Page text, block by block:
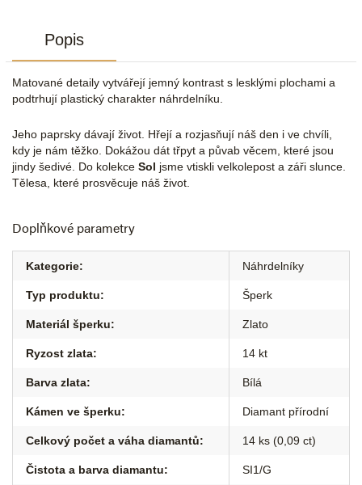
Popis
Matované detaily vytvářejí jemný kontrast s lesklými plochami a
podtrhují plastický charakter náhrdelníku.
Jeho paprsky dávají život. Hřejí a rozjasňují náš den i ve chvíli,
kdy je nám těžko. Dokážou dát třpyt a půvab věcem, které jsou
jindy šedivé. Do kolekce Sol jsme vtiskli velkolepost a záři slunce.
Tělesa, které prosvěcuje náš život.
Doplňkové parametry
Kategorie: Náhrdelníky
Typ produktu: Šperk
Materiál šperku: Zlato
Ryzost zlata: 14 kt
Barva zlata: Bílá
Kámen ve šperku: Diamant přírodní
Celkový počet a váha diamantů: 14 ks (0,09 ct)
Čistota a barva diamantu: SI1/G